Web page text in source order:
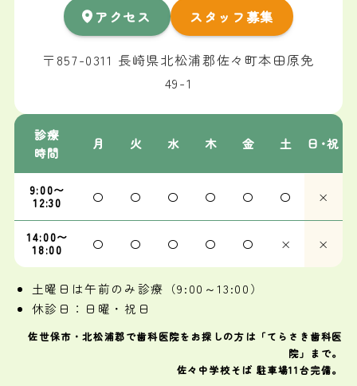
アクセス スタッフ募集
〒857-0311 長崎県北松浦郡佐々町本田原免
49-1
診療
時間
月 火 水 木 金 土 日･祝
9:00〜
12:30
〇 〇 〇 〇 〇 〇 ×
14:00〜
18:00
〇 〇 〇 〇 〇 × ×
土曜日は午前のみ診療（9:00～13:00）
休診日：日曜・祝日
佐世保市・北松浦郡で歯科医院をお探しの方は「てらさき歯科医
院」まで。
佐々中学校そば 駐車場11台完備。